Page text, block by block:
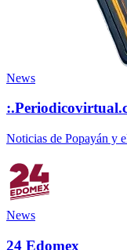
News
Noticias de Popayán y
News
24 Edomex